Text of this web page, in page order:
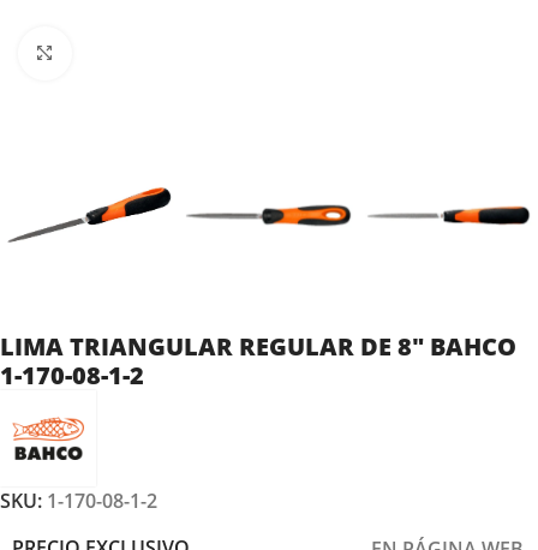
LIMA TRIANGULAR REGULAR DE 8″ BAHCO
1-170-08-1-2
SKU: 1-170-08-1-2